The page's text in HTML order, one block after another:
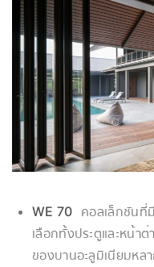
WE 70 คอลเล็กชันที่
เลือกทั้งประตูและหน้า
ของบานอะลูมิเนียมหล